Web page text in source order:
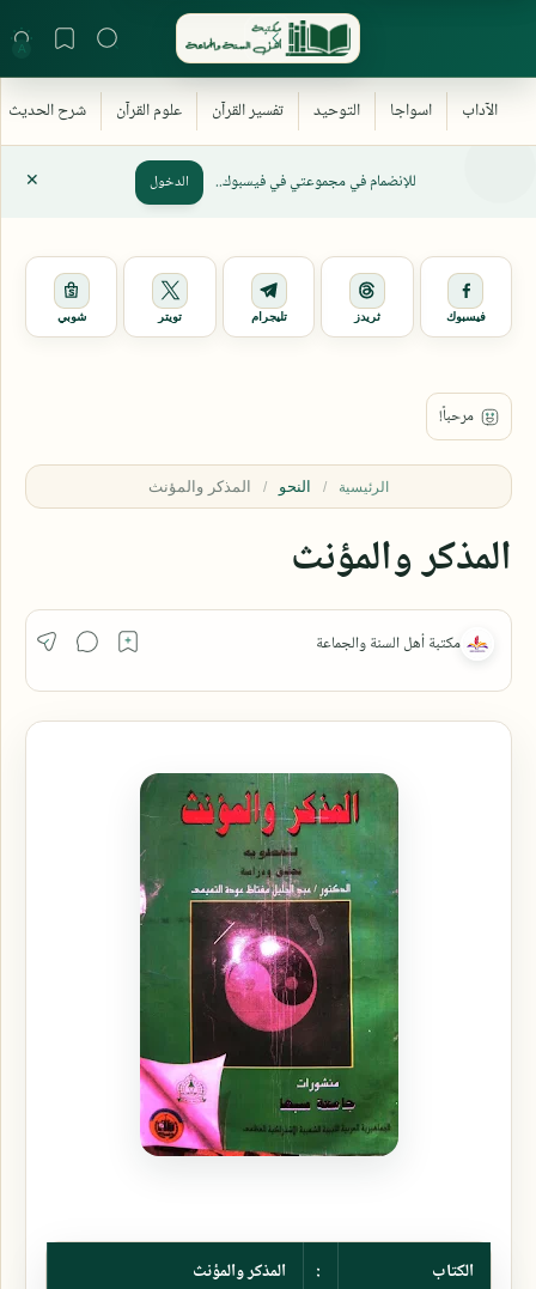
للإنضمام في مجموعتي في فيسبوك.. الدخول
فيسبوك ثريدز تليجرام تويتر شوبي
الرئيسية النحو
المذكر والمؤنث
الكتاب :
المذكر والمؤنث